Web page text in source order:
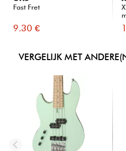
Fast Fret
9.30 €
VERGELIJK MET